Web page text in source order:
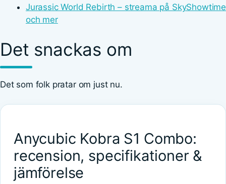
Jurassic World Rebirth – streama på SkyShowtime
och mer
Det snackas om
Det som folk pratar om just nu.
Anycubic Kobra S1 Combo:
recension, specifikationer &
jämförelse